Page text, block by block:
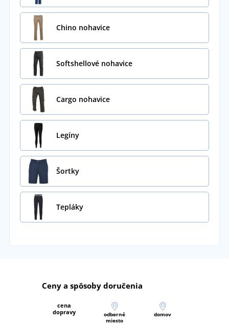
Chino nohavice
Softshellové nohavice
Cargo nohavice
Legíny
Šortky
Tepláky
Ceny a spôsoby doručenia
cena
dopravy
odberné
miesto
domov